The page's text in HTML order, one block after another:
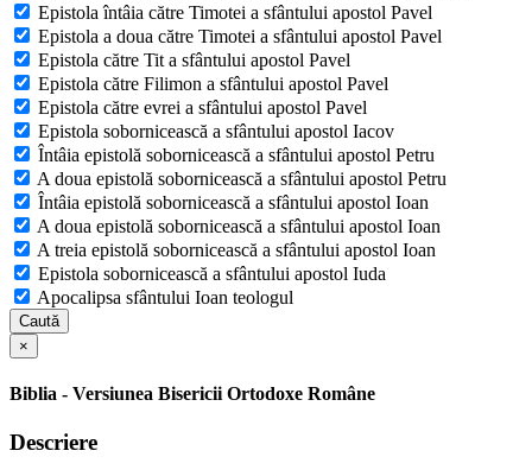
Epistola întâia către Timotei a sfântului apostol Pavel
Epistola a doua către Timotei a sfântului apostol Pavel
Epistola către Tit a sfântului apostol Pavel
Epistola către Filimon a sfântului apostol Pavel
Epistola către evrei a sfântului apostol Pavel
Epistola sobornicească a sfântului apostol Iacov
Întâia epistolă sobornicească a sfântului apostol Petru
A doua epistolă sobornicească a sfântului apostol Petru
Întâia epistolă sobornicească a sfântului apostol Ioan
A doua epistolă sobornicească a sfântului apostol Ioan
A treia epistolă sobornicească a sfântului apostol Ioan
Epistola sobornicească a sfântului apostol Iuda
Apocalipsa sfântului Ioan teologul
Caută
×
Biblia - Versiunea Bisericii Ortodoxe Române
Descriere